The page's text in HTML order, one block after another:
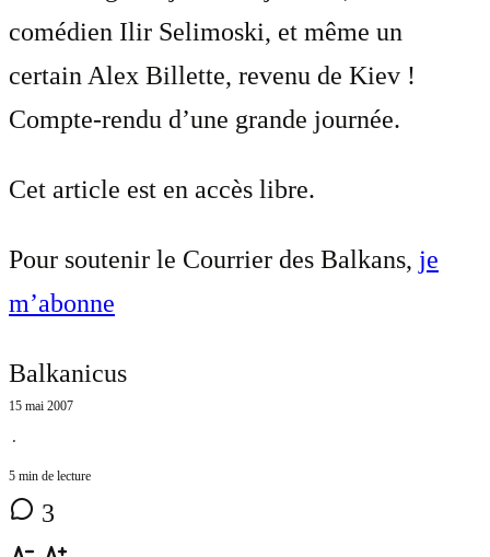
comédien Ilir Selimoski, et même un
certain Alex Billette, revenu de Kiev !
Compte-rendu d’une grande journée.
Cet article est en accès libre.
Pour soutenir le Courrier des Balkans, je
m’abonne
Balkanicus
15 mai 2007
⋅
5 min de lecture
3